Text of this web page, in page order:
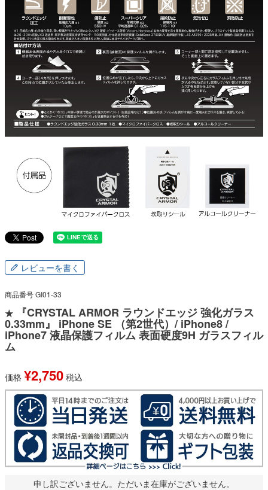
レビューを書く
商品番号GI01-33
★ 『CRYSTAL ARMOR ラウンドエッジ 強化ガラス
0.33mm』 iPhone SE （第2世代）/ iPhone8 /
iPhone7 液晶保護フィルム 表面硬度9H ガラスフィル
ム
価格 ¥2,750 税込
申し訳ございません。ただいま在庫がございません。